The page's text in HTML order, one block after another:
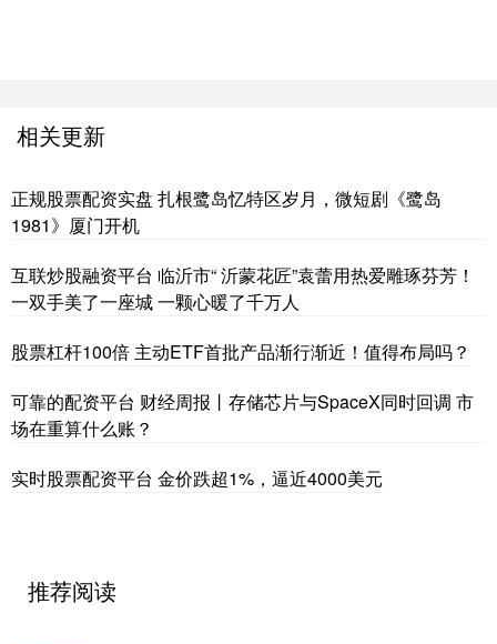
相关更新
正规股票配资实盘 扎根鹭岛忆特区岁月，微短剧《鹭岛
1981》厦门开机
互联炒股融资平台 临沂市“ 沂蒙花匠”袁蕾用热爱雕琢芬芳！
一双手美了一座城 一颗心暖了千万人
股票杠杆100倍 主动ETF首批产品渐行渐近！值得布局吗？
可靠的配资平台 财经周报丨存储芯片与SpaceX同时回调 市
场在重算什么账？
实时股票配资平台 金价跌超1%，逼近4000美元
推荐阅读